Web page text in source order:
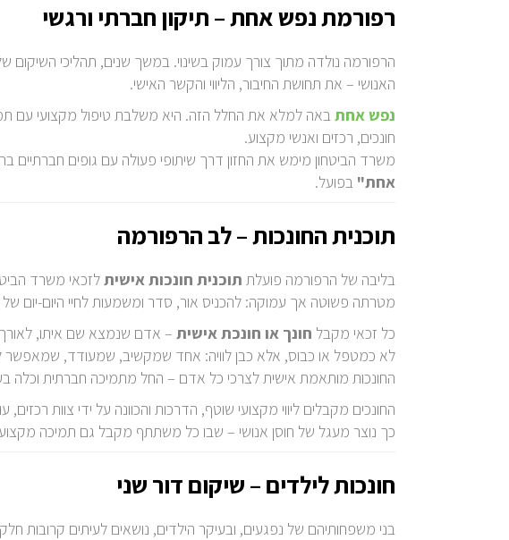
רפורמת נפש אחת – תיקון חברתי ורגשי
הרפורמה נולדה מתוך צורך עמוק בשינוי. במשך שנים, תהליכי השיקום
האנושי – את תחושת החיבור, הליווי והקשר האישי.
נפש אחתבאה למלא את החלל הזה. היא משלבת טיפול מקצועי עם
חונכים, רכזים ואנשי מקצוע.
משרד הביטחון מימש את החזון דרך שיתופי פעולה עם גופים חברתיים
אחת" בפועל.
תוכנית החונכות – לב הרפורמה
בליבה של הרפורמה פועלת תוכנית חונכות אישיתלזכאי משרד
מטרתה פשוטה אך עמוקה: להכניס אור, סדר ומשמעות לחיי היום-יום
כל זכאי מקבל חונך או חונכת אישית – אדם שנמצא שם איתו,
לא כמטפל או כבוס, אלא כבן לוויה: אחד שמקשיב, שמעודד, שמאפשר
החונכות מותאמת אישית לצרכי כל אדם – החל מתמיכה חברתית וכלה
החונכים מקבלים ליווי מקצועי שוטף, הדרכות והכוונה על ידי צוות
כך נוצר מעגל של חוסן אנושי – שבו כל משתתף מקבל גם תמיכה
חונכות לילדים – שיקום דור שני
בני משפחותיהם של נפגעים, ובעיקר הילדים, נושאים לעיתים קרובות